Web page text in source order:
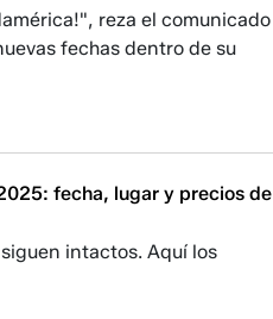
reza el comunicado
fechas dentro de su
fecha, lugar y precios de
intactos. Aquí los